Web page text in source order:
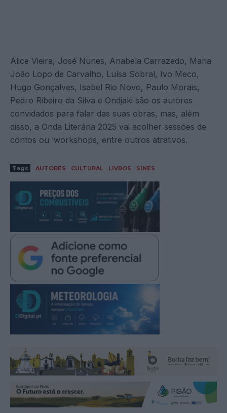
Alice Vieira, José Nunes, Anabela Carrazedo, Maria
João Lopo de Carvalho, Luísa Sobral, Ivo Meco,
Hugo Gonçalves, Isabel Rio Novo, Paulo Morais,
Pedro Ribeiro da Silva e Ondjaki são os autores
convidados para falar das suas obras, mas, além
disso, a Onda Literária 2025 vai acolher sessões de
contos ou ‘workshops, entre outros atrativos.
Tags AUTORES CULTURAL LIVROS SINES